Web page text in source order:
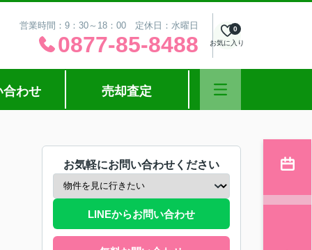
営業時間：9：30～18：00 定休日：水曜日
0877-85-8488 お気に入り
0
合わせ 売却査定
お気軽にお問い合わせください
LINEからお問い合わせ